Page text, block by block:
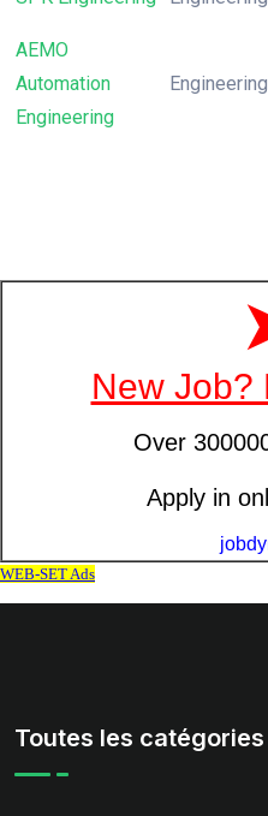
AEMO
Automation
Engineering
Engineering
Toutes les catégories